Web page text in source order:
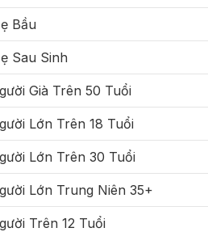
Bầu
Sau Sinh
Già Trên 50 Tuổi
Lớn Trên 18 Tuổi
Lớn Trên 30 Tuổi
Lớn Trung Niên 35+
Trên 12 Tuổi